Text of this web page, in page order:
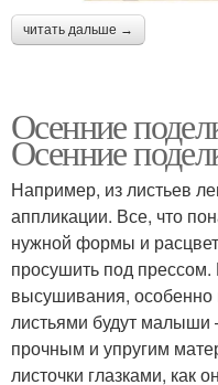
читать дальше →
Осенние
Осенние
Например, из листьев
аппликации. Все, что
нужной формы и
просушить под
высушивания, особенно
листьями будут
прочным и упругим
листочки глазками, как